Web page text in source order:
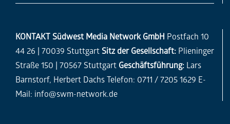
KONTAKT Südwest Media Network GmbH Postfach 10
44 26 | 70039 Stuttgart Sitz der Gesellschaft: Plieninger
Straße 150 | 70567 Stuttgart Geschäftsführung: Lars
Barnstorf, Herbert Dachs Telefon: 0711 / 7205 1629 E-
Mail: info@swm-network.de